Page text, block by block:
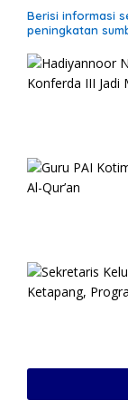
Berisi informasi
peningkatan